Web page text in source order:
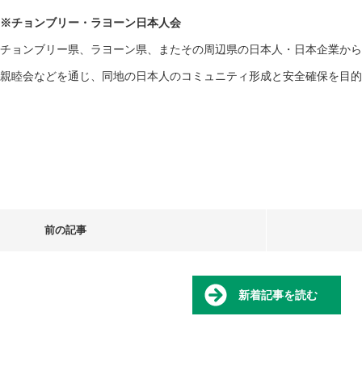
※チョンブリー・ラヨーン日本人会
チョンブリー県、ラヨーン県、またその周辺県の日本人・日本企業か
親睦会などを通じ、同地の日本人のコミュニティ形成と安全確保を目
前の記事
新着記事を読む